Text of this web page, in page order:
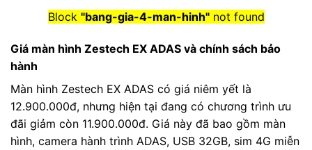
Block "bang-gia-4-man-hinh"not found
Giá màn hình Zestech EX ADAS và chính sách bảo
hành
Màn hình Zestech EX ADAS có giá niêm yết là
12.900.000đ, nhưng hiện tại đang có chương trình ưu
đãi giảm còn 11.900.000đ. Giá này đã bao gồm màn
hình, camera hành trình ADAS, USB 32GB, sim 4G miễn